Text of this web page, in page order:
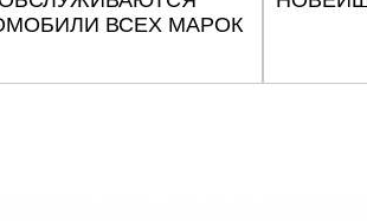
ВСЕХ МАРОК